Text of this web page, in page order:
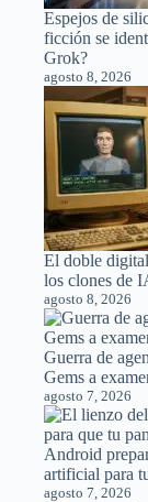
Espejos de
ficción se
Grok?
agosto 8, 2026
El doble
los clones de
agosto 8, 2026
Guerra de
Gems a
agosto 7, 2026
Android
artificial para
agosto 7, 2026